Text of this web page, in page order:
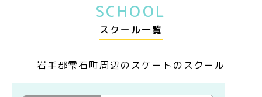
SCHOOL
スクール一覧
岩手郡雫石町周辺のスケートのスクール